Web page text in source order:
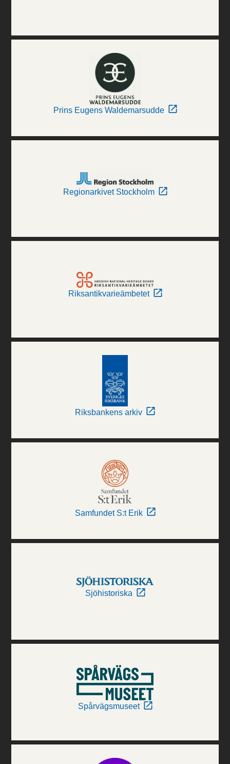
Prins Eugens Waldemarsudde
Regionarkivet Stockholm
Riksantikvarieämbetet
Riksbankens arkiv
Samfundet S:t Erik
Sjöhistoriska
Spårvägsmuseet